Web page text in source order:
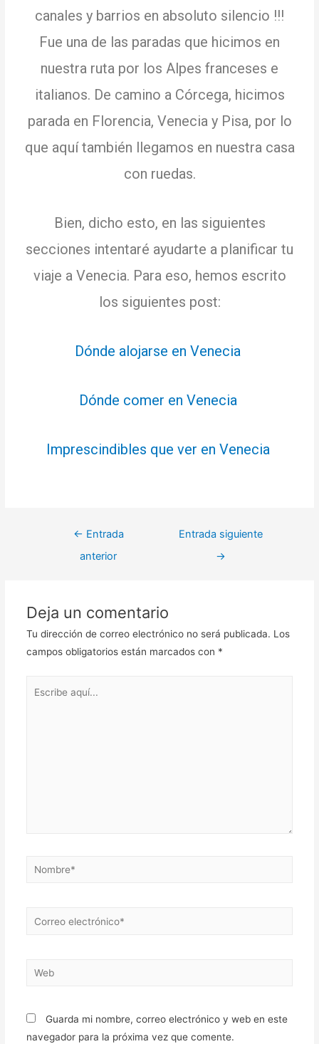
canales y barrios en absoluto silencio !!!
Fue una de las paradas que hicimos en
nuestra ruta por los Alpes franceses e
italianos. De camino a Córcega, hicimos
parada en Florencia, Venecia y Pisa, por lo
que aquí también llegamos en nuestra casa
con ruedas.
Bien, dicho esto, en las siguientes
secciones intentaré ayudarte a planificar tu
viaje a Venecia. Para eso, hemos escrito
los siguientes post:
Dónde alojarse en Venecia
Dónde comer en Venecia
Imprescindibles que ver en Venecia
← Entrada
anterior
Entrada siguiente
→
Deja un comentario
Tu dirección de correo electrónico no será publicada. Los
campos obligatorios están marcados con *
Guarda mi nombre, correo electrónico y web en este
navegador para la próxima vez que comente.